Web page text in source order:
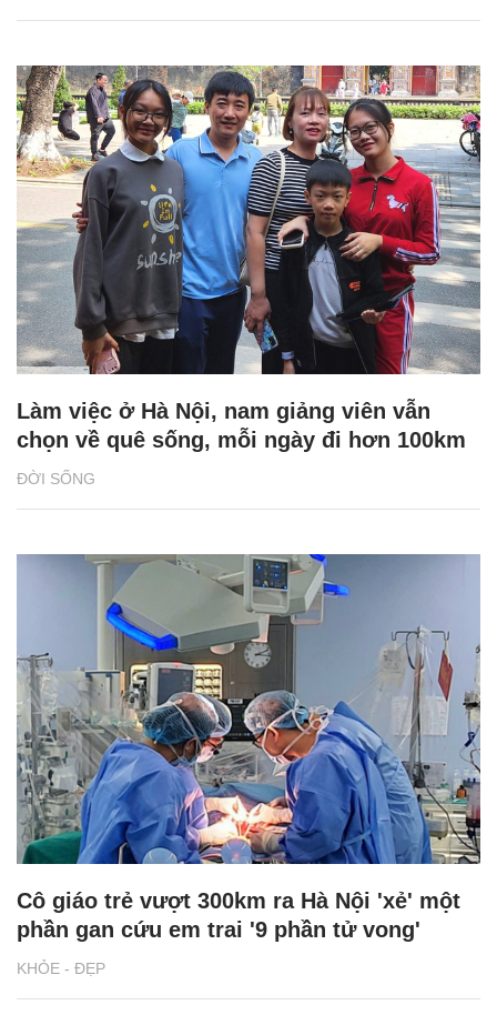
ĐỜI SỐNG
Làm việc ở Hà Nội, nam giảng viên vẫn
chọn về quê sống, mỗi ngày đi hơn 100km
KHỎE - ĐẸP
Cô giáo trẻ vượt 300km ra Hà Nội 'xẻ' một
phần gan cứu em trai '9 phần tử vong'